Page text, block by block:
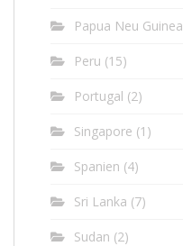
Papua Neu Guinea
Peru (15)
Portugal (2)
Singapore (1)
Spanien (4)
Sri Lanka (7)
Sudan (2)